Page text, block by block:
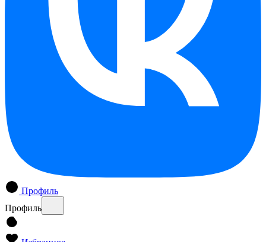
Профиль
Профиль